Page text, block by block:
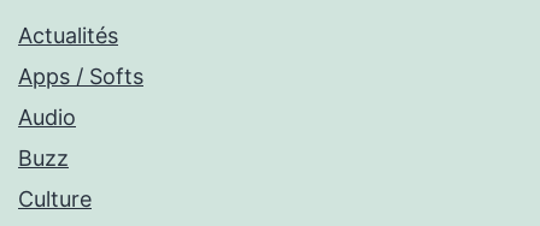
Actualités
Apps / Softs
Audio
Buzz
Culture